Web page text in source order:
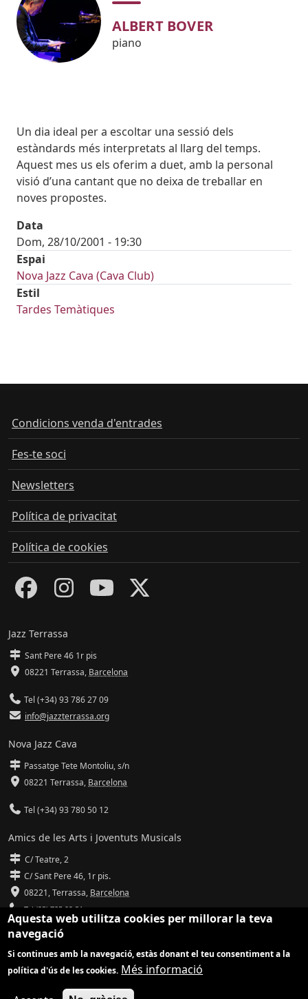
ALBERT BOVER
piano
Body
Un dia ideal per a escoltar una sessió dels
estàndards més interpretats al llarg del temps.
Aquest mes us els oferim a duet, amb la personal
visió d’una cantant que no deixa de treballar en
noves propostes.
Data
Dom, 28/10/2001 - 19:30
Espai
Nova Jazz Cava (Cava Club)
Estil
Tardes Temàtiques
Condicions venda d'entrades
Fes-te soci
Newsletters
Política de privacitat
Política de cookies
Jazz Terrassa
Sant Pere 46 1r pis
08221 Terrassa, Barcelona
Tel (+34) 93 786 27 09
info@jazzterrassa.org
Nova Jazz Cava
Passatge Tete Montoliu, s/n
08221 Terrassa, Barcelona
Tel (+34) 93 780 50 12
Amics de les Arts i Joventuts Musicals
C/ Teatre, 2
C/ Sant Pere 46, 1r pis.
08221,Terrassa, Barcelona
Tel (93) 785 92 31
info@amicsdelesarts-jjmm.cat
www.amicsdelesarts-jjmm.cat
Adaptació de
Aquesta web utilitza cookies per millorar la teva
navegació
Si continues amb la navegació, estàs donant el teu consentiment a la
política d'ús de les cookies. Més informació